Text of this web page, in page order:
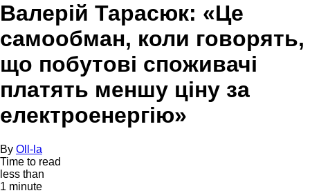
Валерій Тарасюк: «Це
самообман, коли говорять,
що побутові споживачі
платять меншу ціну за
електроенергію»
By Oll-la
Time to read
less than
1 minute